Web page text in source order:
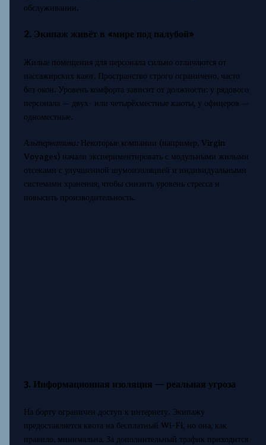
обслуживании.
2. Экипаж живёт в «мире под палубой»
Жилые помещения для персонала сильно отличаются от
пассажирских кают. Пространство строго ограничено, часто
без окон. Уровень комфорта зависит от должности: у рядового
персонала — двух- или четырёхместные каюты, у офицеров —
одноместные.
Альтернатива:Некоторые компании (например, Virgin
Voyages) начали экспериментировать с модульными жилыми
отсеками с улучшенной шумоизоляцией и индивидуальными
системами хранения, чтобы снизить уровень стресса и
повысить производительность.
3. Информационная изоляция — реальная угроза
На борту ограничен доступ к интернету. Экипажу
предоставляется квота на бесплатный Wi-Fi, но она, как
правило, минимальна. За дополнительный трафик приходится